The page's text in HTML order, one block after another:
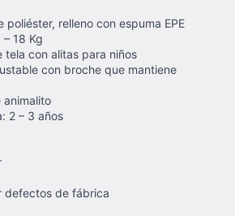
poliéster, relleno con espuma EPE
18 Kg
tela con alitas para niños
con broche que mantiene
animalito
2 – 3 años
defectos de fábrica